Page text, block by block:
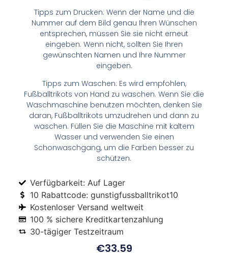
Tipps zum Drucken: Wenn der Name und die
Nummer auf dem Bild genau Ihren Wünschen
entsprechen, müssen Sie sie nicht erneut
eingeben. Wenn nicht, sollten Sie Ihren
gewünschten Namen und Ihre Nummer
eingeben.
Tipps zum Waschen: Es wird empfohlen,
Fußballtrikots von Hand zu waschen. Wenn Sie die
Waschmaschine benutzen möchten, denken Sie
daran, Fußballtrikots umzudrehen und dann zu
waschen. Füllen Sie die Maschine mit kaltem
Wasser und verwenden Sie einen
Schonwaschgang, um die Farben besser zu
schützen.
Verfügbarkeit: Auf Lager
10 Rabattcode: gunstigfussballtrikot10
Kostenloser Versand weltweit
100 % sichere Kreditkartenzahlung
30-tägiger Testzeitraum
€33.59